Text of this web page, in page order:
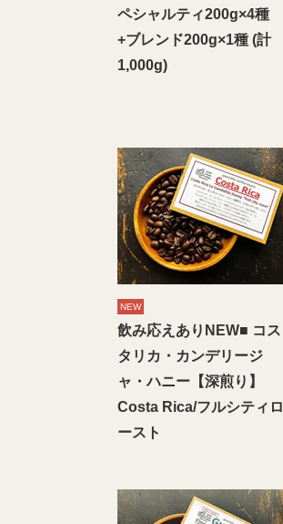
ペシャルティ200g×4種
+ブレンド200g×1種 (計
1,000g)
NEW
飲み応えありNEW■ コス
タリカ・カンデリージ
ャ・ハニー【深煎り】
Costa Rica/フルシティロ
ースト